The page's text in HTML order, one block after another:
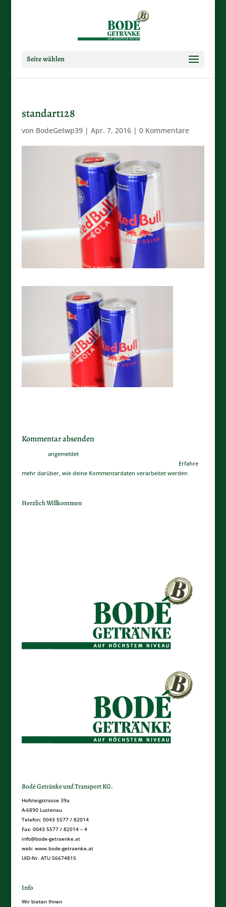
Seite wählen
standart128
von BodeGetwp39| Apr. 7, 2016| 0 Kommentare
Kommentar absenden
angemeldetsein, um einen Kommentar abzugeben.
Erfahre
mehr darüber, wie deine Kommentardaten verarbeitet werden
Herzlich Willkommen
Bodé Getränke und Transport KG.
Hofsteigstrasse 39a
A-6890 Lustenau
Telefon: 0043 5577 / 82014
Fax: 0043 5577 / 82014 – 4
info@bode-getraenke.at
web: www.bode-getraenke.at
UID-Nr. ATU 56674815
Info
Wir bieten Ihnen